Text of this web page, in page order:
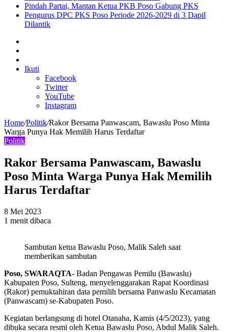
Pindah Partai, Mantan Ketua PKB Poso Gabung PKS
Pengurus DPC PKS Poso Periode 2026-2029 di 3 Dapil
Dilantik
In
Ikuti
Facebook
Twitter
YouTube
Instagram
Home/Politik/Rakor Bersama Panwascam, Bawaslu Poso Minta
Warga Punya Hak Memilih Harus Terdaftar
Politik
Rakor Bersama Panwascam, Bawaslu
Poso Minta Warga Punya Hak Memilih
Harus Terdaftar
8 Mei 2023
1 menit dibaca
Sambutan ketua Bawaslu Poso, Malik Saleh saat
memberikan sambutan
Poso, SWARAQTA- Badan Pengawas Pemilu (Bawaslu)
Kabupaten Poso, Sulteng, menyelenggarakan Rapat Koordinasi
(Rakor) pemuktahiran data pemilih bersama Panwaslu Kecamatan
(Panwascam) se-Kabupaten Poso.
Kegiatan berlangsung di hotel Otanaha, Kamis (4/5/2023), yang
dibuka secara resmi oleh Ketua Bawaslu Poso, Abdul Malik Saleh.